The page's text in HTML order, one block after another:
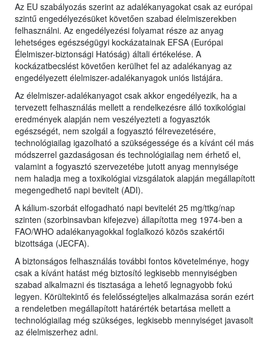
Az EU szabályozás szerint az adalékanyagokat csak az európai
szintű engedélyezésüket követően szabad élelmiszerekben
felhasználni. Az engedélyezési folyamat része az anyag
lehetséges egészségügyi kockázatainak EFSA (Európai
Élelmiszer-biztonsági Hatóság) általi értékelése. A
kockázatbecslést követően kerülhet fel az adalékanyag az
engedélyezett élelmiszer-adalékanyagok uniós listájára.
Az élelmiszer-adalékanyagot csak akkor engedélyezik, ha a
tervezett felhasználás mellett a rendelkezésre álló toxikológiai
eredmények alapján nem veszélyezteti a fogyasztók
egészségét, nem szolgál a fogyasztó félrevezetésére,
technológiailag igazolható a szükségessége és a kívánt cél más
módszerrel gazdaságosan és technológiailag nem érhető el,
valamint a fogyasztó szervezetébe jutott anyag mennyisége
nem haladja meg a toxikológiai vizsgálatok alapján megállapított
megengedhető napi bevitelt (ADI).
A kálium-szorbát elfogadható napi bevitelét 25 mg/ttkg/nap
szinten (szorbinsavban kifejezve) állapította meg 1974-ben a
FAO/WHO adalékanyagokkal foglalkozó közös szakértői
bizottsága (JECFA).
A biztonságos felhasználás további fontos követelménye, hogy
csak a kívánt hatást még biztosító legkisebb mennyiségben
szabad alkalmazni és tisztasága a lehető legnagyobb fokú
legyen. Körültekintő és felelősségteljes alkalmazása során ezért
a rendeletben megállapított határérték betartása mellett a
technológiailag még szükséges, legkisebb mennyiséget javasolt
az élelmiszerhez adni.